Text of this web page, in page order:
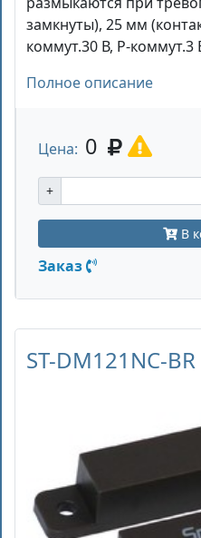
замкнуты), 25 мм
коммут.30 В, P-коммут.3
Полное описание
Цена: 0
+
В
Заказ
ST-DM121NC-BR